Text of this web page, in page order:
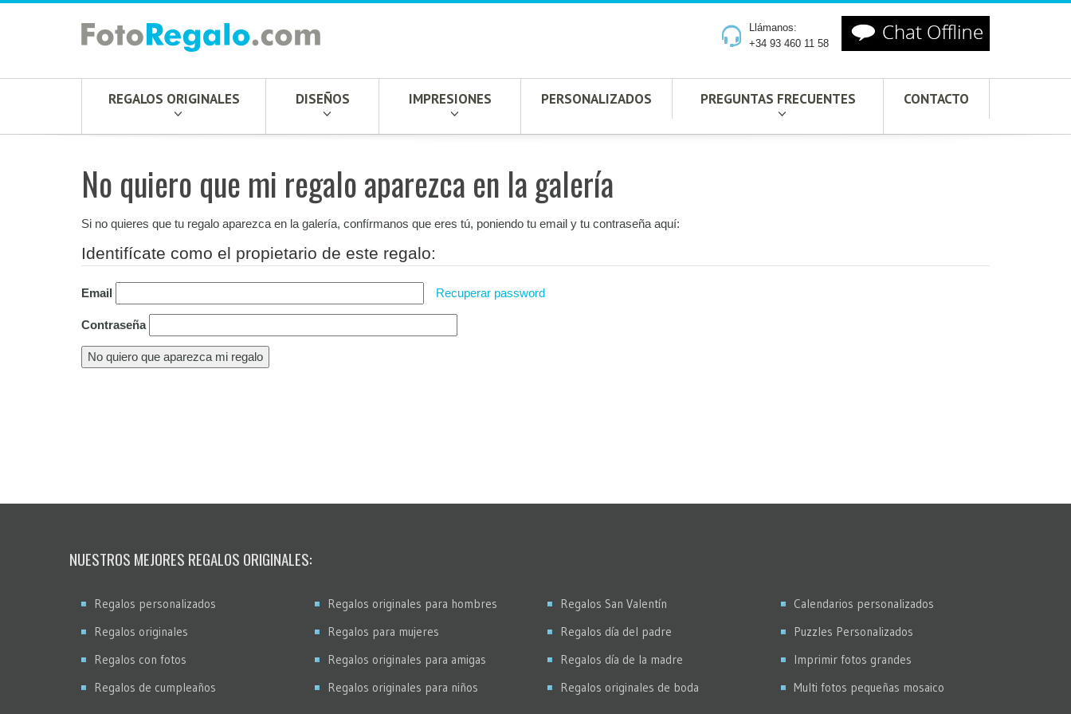
Llámanos:
+34 93 460 11 58
REGALOS ORIGINALES DISEÑOS IMPRESIONES PERSONALIZADOS PREGUNTAS FRECUENTES CONTACTO
No quiero que mi regalo aparezca en la galería
Si no quieres que tu regalo aparezca en la galería, confírmanos que eres tú, poniendo tu email y tu contraseña aquí:
Identifícate como el propietario de este regalo:
Email Recuperar password
Contraseña
NUESTROS MEJORES REGALOS ORIGINALES:
Regalos personalizados
Regalos originales
Regalos con fotos
Regalos de cumpleaños
Regalos originales para hombres
Regalos para mujeres
Regalos originales para amigas
Regalos originales para niños
Regalos San Valentín
Regalos día del padre
Regalos día de la madre
Regalos originales de boda
Calendarios personalizados
Puzzles Personalizados
Imprimir fotos grandes
Multi fotos pequeñas mosaico